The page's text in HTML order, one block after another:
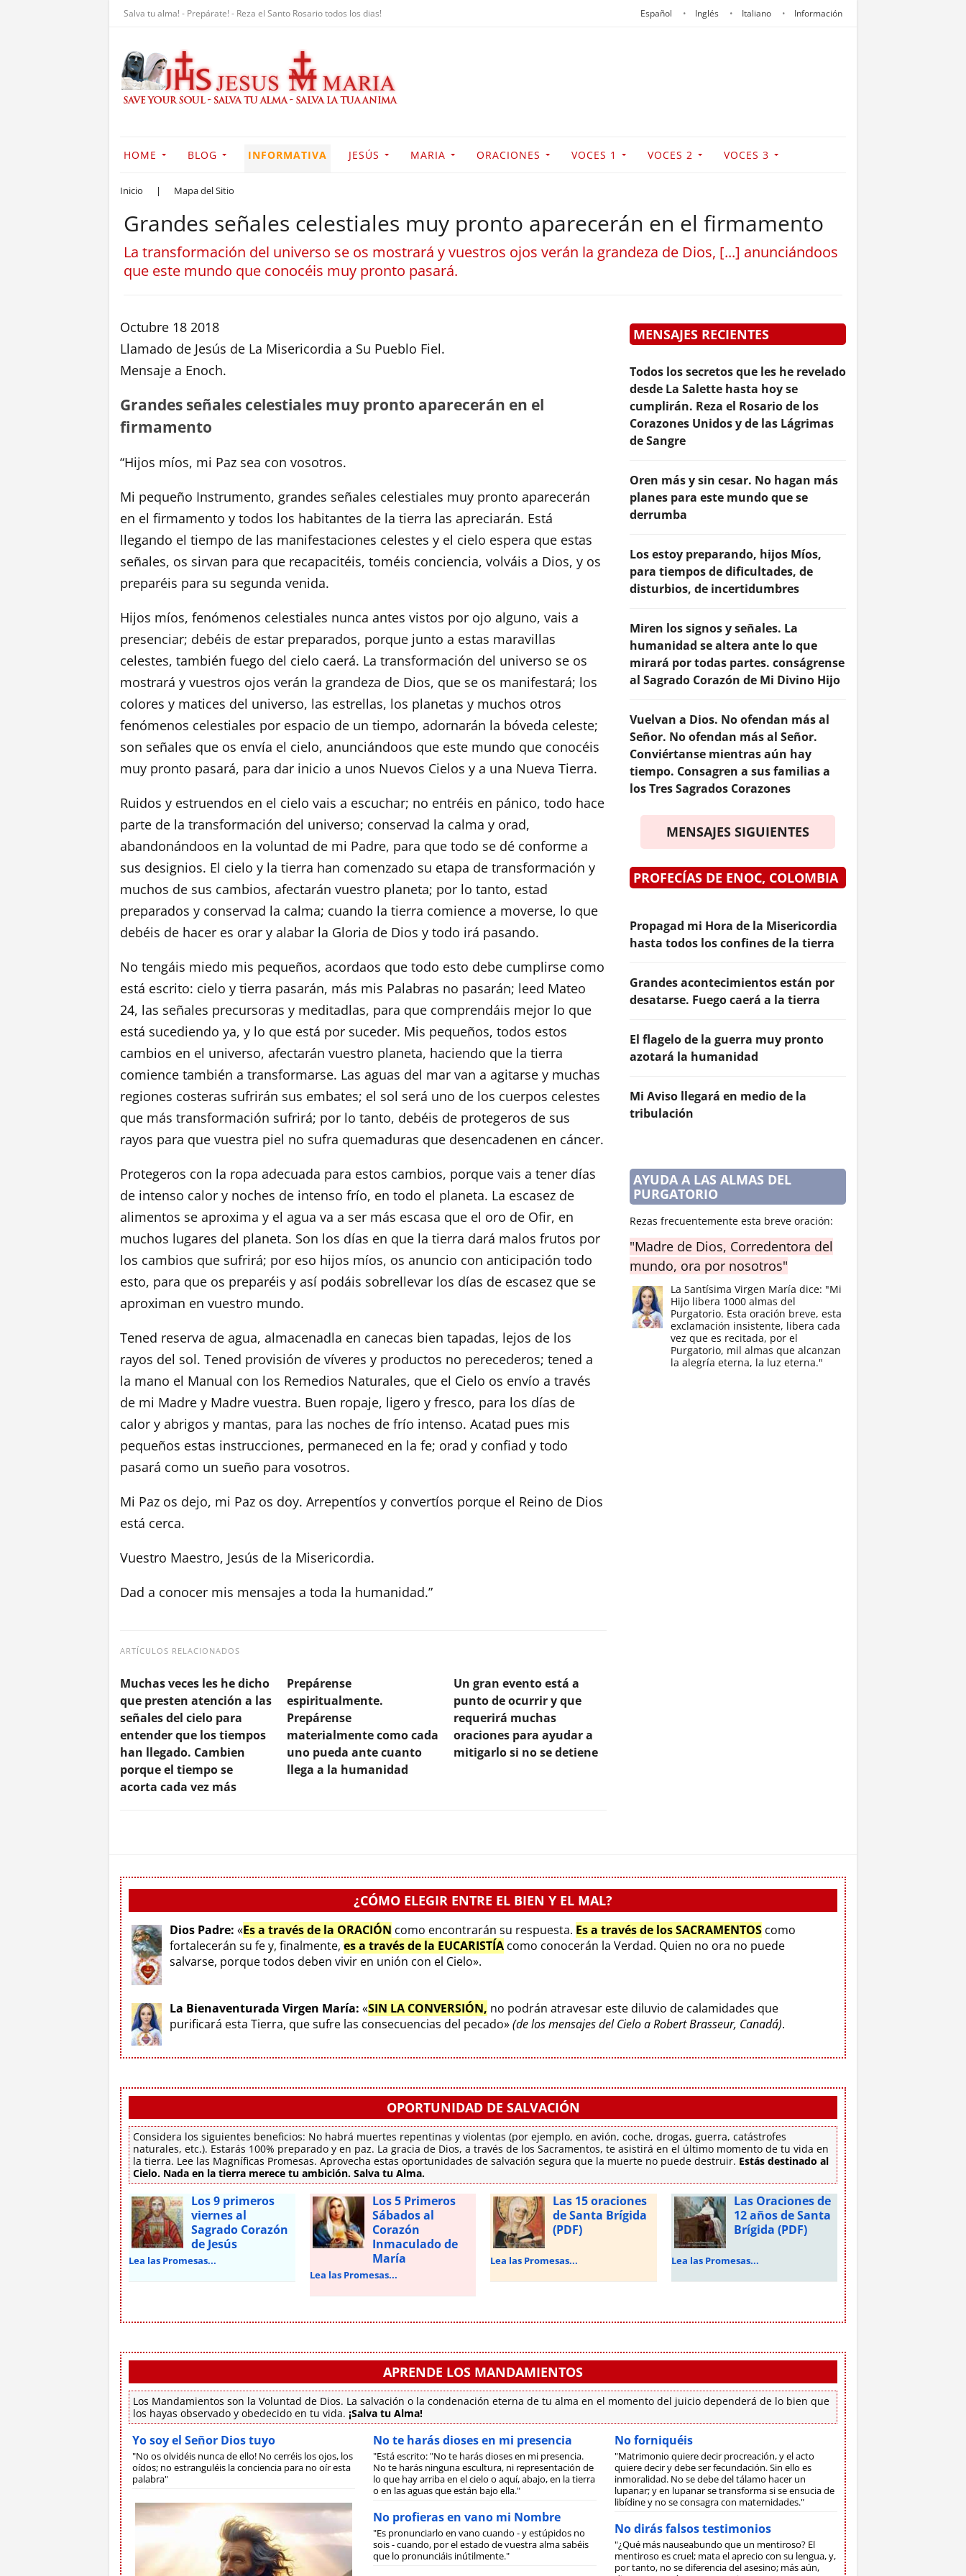
Salva tu alma! - Prepárate! - Reza el Santo Rosario todos los dias! Español Inglés Italiano Información
HOME BLOG INFORMATIVA JESÚS MARIA ORACIONES VOCES 1 VOCES 2 VOCES 3
Inicio | Mapa del Sitio
Grandes señales celestiales muy pronto aparecerán en el firmamento
La transformación del universo se os mostrará y vuestros ojos verán la grandeza de Dios, [...] anunciándoos
que este mundo que conocéis muy pronto pasará.
Octubre 18 2018
Llamado de Jesús de La Misericordia a Su Pueblo Fiel.
Mensaje a Enoch.
Grandes señales celestiales muy pronto aparecerán en el
firmamento
“Hijos míos, mi Paz sea con vosotros.
Mi pequeño Instrumento, grandes señales celestiales muy pronto aparecerán
en el firmamento y todos los habitantes de la tierra las apreciarán. Está
llegando el tiempo de las manifestaciones celestes y el cielo espera que estas
señales, os sirvan para que recapacitéis, toméis conciencia, volváis a Dios, y os
preparéis para su segunda venida.
Hijos míos, fenómenos celestiales nunca antes vistos por ojo alguno, vais a
presenciar; debéis de estar preparados, porque junto a estas maravillas
celestes, también fuego del cielo caerá. La transformación del universo se os
mostrará y vuestros ojos verán la grandeza de Dios, que se os manifestará; los
colores y matices del universo, las estrellas, los planetas y muchos otros
fenómenos celestiales por espacio de un tiempo, adornarán la bóveda celeste;
son señales que os envía el cielo, anunciándoos que este mundo que conocéis
muy pronto pasará, para dar inicio a unos Nuevos Cielos y a una Nueva Tierra.
Ruidos y estruendos en el cielo vais a escuchar; no entréis en pánico, todo hace
parte de la transformación del universo; conservad la calma y orad,
abandonándoos en la voluntad de mi Padre, para que todo se dé conforme a
sus designios. El cielo y la tierra han comenzado su etapa de transformación y
muchos de sus cambios, afectarán vuestro planeta; por lo tanto, estad
preparados y conservad la calma; cuando la tierra comience a moverse, lo que
debéis de hacer es orar y alabar la Gloria de Dios y todo irá pasando.
No tengáis miedo mis pequeños, acordaos que todo esto debe cumplirse como
está escrito: cielo y tierra pasarán, más mis Palabras no pasarán; leed Mateo
24, las señales precursoras y meditadlas, para que comprendáis mejor lo que
está sucediendo ya, y lo que está por suceder. Mis pequeños, todos estos
cambios en el universo, afectarán vuestro planeta, haciendo que la tierra
comience también a transformarse. Las aguas del mar van a agitarse y muchas
regiones costeras sufrirán sus embates; el sol será uno de los cuerpos celestes
que más transformación sufrirá; por lo tanto, debéis de protegeros de sus
rayos para que vuestra piel no sufra quemaduras que desencadenen en cáncer.
Protegeros con la ropa adecuada para estos cambios, porque vais a tener días
de intenso calor y noches de intenso frío, en todo el planeta. La escasez de
alimentos se aproxima y el agua va a ser más escasa que el oro de Ofir, en
muchos lugares del planeta. Son los días en que la tierra dará malos frutos por
los cambios que sufrirá; por eso hijos míos, os anuncio con anticipación todo
esto, para que os preparéis y así podáis sobrellevar los días de escasez que se
aproximan en vuestro mundo.
Tened reserva de agua, almacenadla en canecas bien tapadas, lejos de los
rayos del sol. Tened provisión de víveres y productos no perecederos; tened a
la mano el Manual con los Remedios Naturales, que el Cielo os envío a través
de mi Madre y Madre vuestra. Buen ropaje, ligero y fresco, para los días de
calor y abrigos y mantas, para las noches de frío intenso. Acatad pues mis
pequeños estas instrucciones, permaneced en la fe; orad y confiad y todo
pasará como un sueño para vosotros.
Mi Paz os dejo, mi Paz os doy. Arrepentíos y convertíos porque el Reino de Dios
está cerca.
Vuestro Maestro, Jesús de la Misericordia.
Dad a conocer mis mensajes a toda la humanidad.”
ARTÍCULOS RELACIONADOS
Muchas veces les he dicho
que presten atención a las
señales del cielo para
entender que los tiempos
han llegado. Cambien
porque el tiempo se
acorta cada vez más
Prepárense
espiritualmente.
Prepárense
materialmente como cada
uno pueda ante cuanto
llega a la humanidad
Un gran evento está a
punto de ocurrir y que
requerirá muchas
oraciones para ayudar a
mitigarlo si no se detiene
MENSAJES RECIENTES
Todos los secretos que les he revelado
desde La Salette hasta hoy se
cumplirán. Reza el Rosario de los
Corazones Unidos y de las Lágrimas
de Sangre
Oren más y sin cesar. No hagan más
planes para este mundo que se
derrumba
Los estoy preparando, hijos Míos,
para tiempos de dificultades, de
disturbios, de incertidumbres
Miren los signos y señales. La
humanidad se altera ante lo que
mirará por todas partes. conságrense
al Sagrado Corazón de Mi Divino Hijo
Vuelvan a Dios. No ofendan más al
Señor. No ofendan más al Señor.
Conviértanse mientras aún hay
tiempo. Consagren a sus familias a
los Tres Sagrados Corazones
MENSAJES SIGUIENTES
PROFECÍAS DE ENOC, COLOMBIA
Propagad mi Hora de la Misericordia
hasta todos los confines de la tierra
Grandes acontecimientos están por
desatarse. Fuego caerá a la tierra
El flagelo de la guerra muy pronto
azotará la humanidad
Mi Aviso llegará en medio de la
tribulación
AYUDA A LAS ALMAS DEL
PURGATORIO
Rezas frecuentemente esta breve oración:
"Madre de Dios, Corredentora del
mundo, ora por nosotros"
La Santísima Virgen María dice: "Mi
Hijo libera 1000 almas del
Purgatorio. Esta oración breve, esta
exclamación insistente, libera cada
vez que es recitada, por el
Purgatorio, mil almas que alcanzan
la alegría eterna, la luz eterna."
¿CÓMO ELEGIR ENTRE EL BIEN Y EL MAL?
Dios Padre: «Es a través de la ORACIÓN como encontrarán su respuesta. Es a través de los SACRAMENTOS como
fortalecerán su fe y, finalmente, es a través de la EUCARISTÍA como conocerán la Verdad. Quien no ora no puede
salvarse, porque todos deben vivir en unión con el Cielo».
La Bienaventurada Virgen María: «SIN LA CONVERSIÓN, no podrán atravesar este diluvio de calamidades que
purificará esta Tierra, que sufre las consecuencias del pecado»(de los mensajes del Cielo a Robert Brasseur, Canadá).
OPORTUNIDAD DE SALVACIÓN
Considera los siguientes beneficios: No habrá muertes repentinas y violentas (por ejemplo, en avión, coche, drogas, guerra, catástrofes
naturales, etc.). Estarás 100% preparado y en paz. La gracia de Dios, a través de los Sacramentos, te asistirá en el último momento de tu vida en
la tierra. Lee las Magníficas Promesas. Aprovecha estas oportunidades de salvación segura que la muerte no puede destruir. Estás destinado al
Cielo. Nada en la tierra merece tu ambición. Salva tu Alma.
Los 9 primeros
viernes al
Sagrado Corazón
de Jesús
Lea las Promesas...
Los 5 Primeros
Sábados al
Corazón
Inmaculado de
María
Lea las Promesas...
Las 15 oraciones
de Santa Brígida
(PDF)
Lea las Promesas...
Las Oraciones de
12 años de Santa
Brígida (PDF)
Lea las Promesas...
APRENDE LOS MANDAMIENTOS
Los Mandamientos son la Voluntad de Dios. La salvación o la condenación eterna de tu alma en el momento del juicio dependerá de lo bien que
los hayas observado y obedecido en tu vida. ¡Salva tu Alma!
Yo soy el Señor Dios tuyo
"No os olvidéis nunca de ello! No cerréis los ojos, los
oídos; no estranguléis la conciencia para no oír esta
palabra"
No te harás dioses en mi presencia
"Está escrito: "No te harás dioses en mi presencia.
No te harás ninguna escultura, ni representación de
lo que hay arriba en el cielo o aquí, abajo, en la tierra
o en las aguas que están bajo ella."
No profieras en vano mi Nombre
"Es pronunciarlo en vano cuando - y estúpidos no
sois - cuando, por el estado de vuestra alma sabéis
que lo pronunciáis inútilmente."
No forniquéis
"Matrimonio quiere decir procreación, y el acto
quiere decir y debe ser fecundación. Sin ello es
inmoralidad. No se debe del tálamo hacer un
lupanar; y en lupanar se transforma si se ensucia de
libídine y no se consagra con maternidades."
No dirás falsos testimonios
"¿Qué más nauseabundo que un mentiroso? El
mentiroso es cruel; mata el aprecio con su lengua, y,
por tanto, no se diferencia del asesino; más aún,